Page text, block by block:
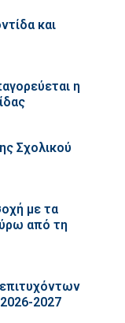
και
η
Σχολικού
με τα
από τη
2027